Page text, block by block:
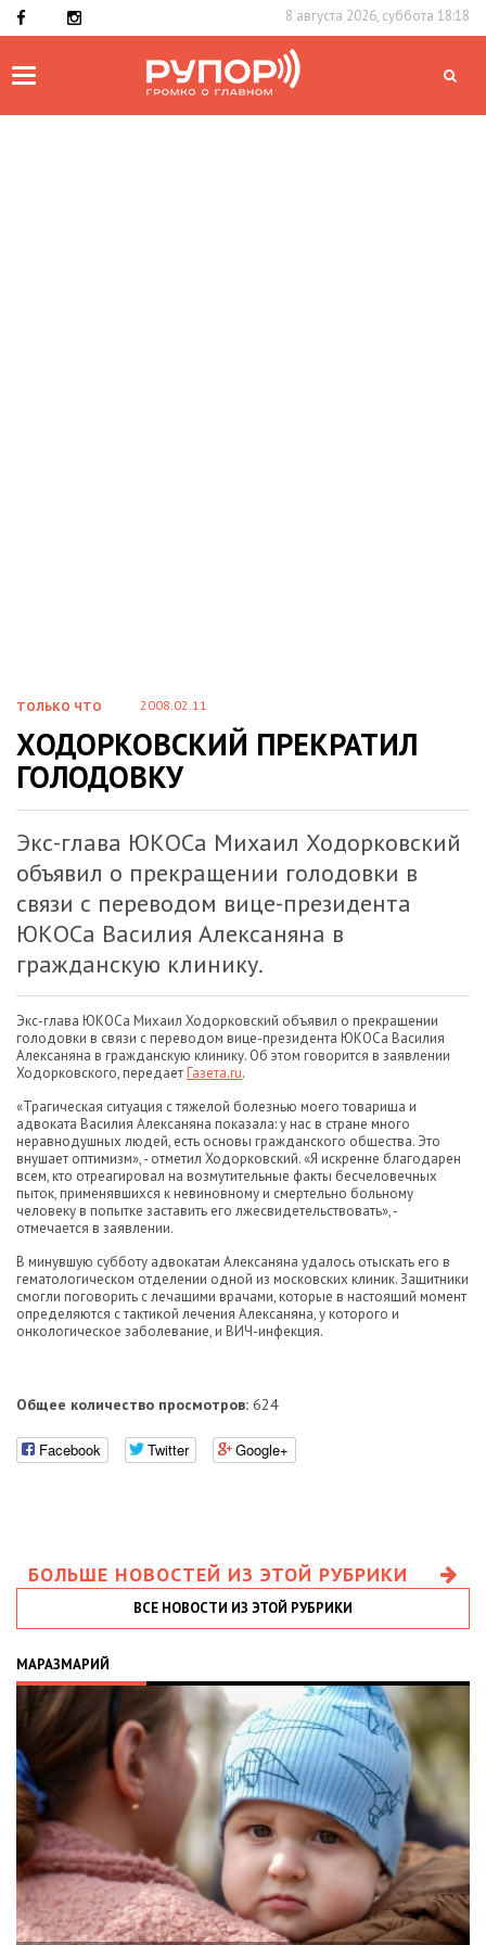
8 августа 2026, суббота 18:18
Toggle
ТОЛЬКО ЧТО 2008.02.11
ХОДОРКОВСКИЙ ПРЕКРАТИЛ
ГОЛОДОВКУ
Экс-глава ЮКОСа Михаил Ходорковский
объявил о прекращении голодовки в
связи с переводом вице-президента
ЮКОСа Василия Алексаняна в
гражданскую клинику.
Экс-глава ЮКОСа Михаил Ходорковский объявил о прекращении
голодовки в связи с переводом вице-президента ЮКОСа Василия
Алексаняна в гражданскую клинику. Об этом говорится в заявлении
Ходорковского, передаетГазета.ru.
«Трагическая ситуация с тяжелой болезнью моего товарища и
адвоката Василия Алексаняна показала: у нас в стране много
неравнодушных людей, есть основы гражданского общества. Это
внушает оптимизм», - отметил Ходорковский. «Я искренне благодарен
всем, кто отреагировал на возмутительные факты бесчеловечных
пыток, применявшихся к невиновному и смертельно больному
человеку в попытке заставить его лжесвидетельствовать», -
отмечается в заявлении.
В минувшую субботу адвокатам Алексаняна удалось отыскать его в
гематологическом отделении одной из московских клиник. Защитники
смогли поговорить с лечащими врачами, которые в настоящий момент
определяются с тактикой лечения Алексаняна, у которого и
онкологическое заболевание, и ВИЧ-инфекция.
Общее количество просмотров: 624
Facebook Twitter Google+
БОЛЬШЕ НОВОСТЕЙ ИЗ ЭТОЙ РУБРИКИ
ВСЕ НОВОСТИ ИЗ ЭТОЙ РУБРИКИ
МАРАЗМАРИЙ